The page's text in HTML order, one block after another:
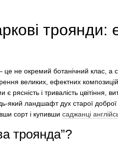
троянди:
це не окремий ботанічний клас,
великих, ефектних
рясність і тривалість цвітіння,
який ландшафт дух старої
сорт і купивши саджанці
троянда”?